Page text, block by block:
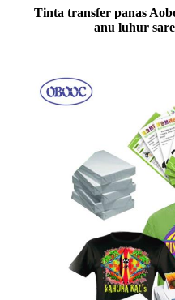
Tinta transfer panas
anu luhur